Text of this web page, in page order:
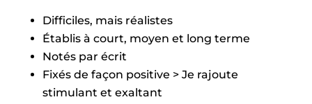
Difficiles, mais réalistes
Établis à court, moyen et long terme
Notés par écrit
Fixés de façon positive > Je rajoute
stimulant et exaltant